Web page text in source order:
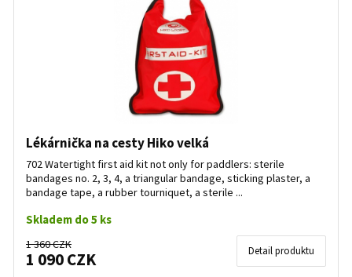
Lékárnička na cesty Hiko velká
702 Watertight first aid kit not only for paddlers: sterile
bandages no. 2, 3, 4, a triangular bandage, sticking plaster, a
bandage tape, a rubber tourniquet, a sterile ...
Skladem do 5 ks
1 360 CZK
1 090 CZK Detail produktu